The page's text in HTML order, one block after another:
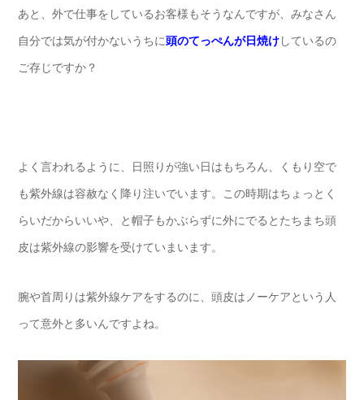
あと、外で仕事をしているお客様もそうなんですが、みなさん
自分では気が付かないうちに頭のてっぺんが日焼けしているの
ご存じですか？
よく言われるように、日照りが強い日はもちろん、くもり空で
も紫外線は容赦なく降り注いでいます。この時期はちょっとく
らいだからいいや、と帽子もかぶらずに外にでるとたちまち頭
皮は紫外線の影響を受けていまいます。
腕や首周りは紫外線ケアをするのに、頭皮はノーケアという人
って意外と多いんですよね。